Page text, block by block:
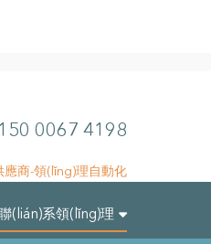
u
o
0067 4198
商-領(lǐng)理自動化
(lián)系領(lǐng)理